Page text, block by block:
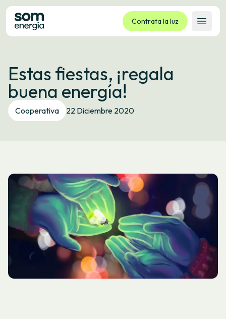
Contrata la luz
Abrir
Tarifas
Servicios
Empresas
La cooperativa
Idioma: ES CA GL EU
Estas fiestas, ¡regala
buena energía!
Cooperativa 22 Diciembre 2020